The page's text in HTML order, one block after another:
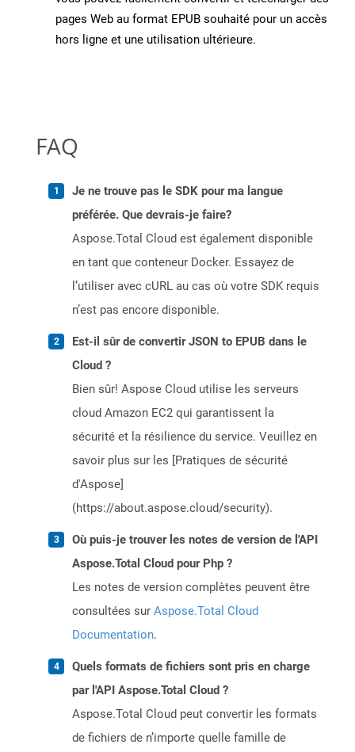
pages Web au format EPUB souhaité pour un accès
hors ligne et une utilisation ultérieure.
FAQ
Je ne trouve pas le SDK pour ma langue
préférée. Que devrais-je faire?
Aspose.Total Cloud est également disponible
en tant que conteneur Docker. Essayez de
l’utiliser avec cURL au cas où votre SDK requis
n’est pas encore disponible.
Est-il sûr de convertir JSON to EPUB dans le
Cloud ?
Bien sûr! Aspose Cloud utilise les serveurs
cloud Amazon EC2 qui garantissent la
sécurité et la résilience du service. Veuillez en
savoir plus sur les [Pratiques de sécurité
d'Aspose]
(https://about.aspose.cloud/security).
Où puis-je trouver les notes de version de l'API
Aspose.Total Cloud pour Php ?
Les notes de version complètes peuvent être
consultées sur Aspose.Total Cloud
Documentation.
Quels formats de fichiers sont pris en charge
par l'API Aspose.Total Cloud ?
Aspose.Total Cloud peut convertir les formats
de fichiers de n’importe quelle famille de